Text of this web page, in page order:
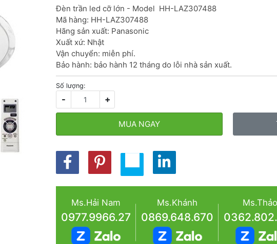
Đèn trần led cỡ lớn - Model  HH-LAZ307488
Mã hàng: HH-LAZ307488
Hãng sản xuất: Panasonic
Xuất xứ: Nhật
Vận chuyển: miễn phí.
Bảo hành: bảo hành 12 tháng do lỗi nhà sản xuất.
Số lượng:
- +
MUA NGAY
Ms.Hải Nam
0977.9966.27
Ms.Khánh
0869.648.670
Ms.Thảo